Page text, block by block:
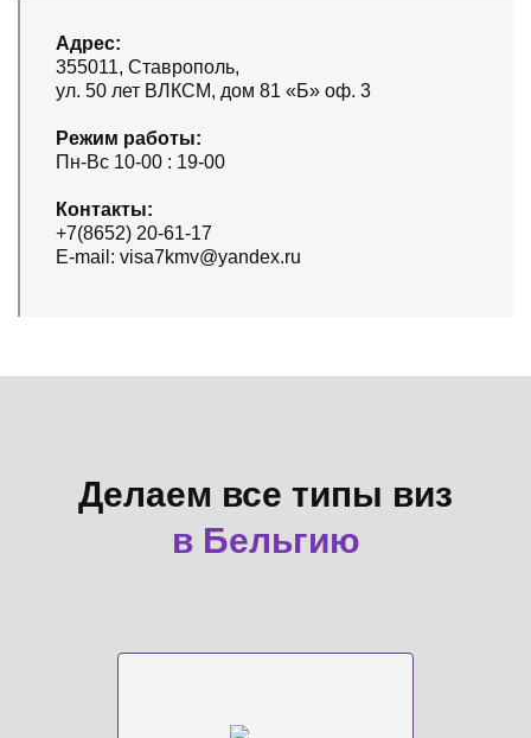
Адрес:
355011, Ставрополь,
ул. 50 лет ВЛКСМ, дом 81 «Б» оф. 3
Режим работы:
Пн-Вс 10-00 : 19-00
Контакты:
+7(8652) 20-61-17
E-mail: visa7kmv@yandex.ru
Делаем все типы виз
в Бельгию